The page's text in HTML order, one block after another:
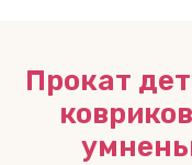
Прокат